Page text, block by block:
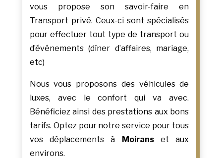
vous propose son savoir-faire en
Transport privé. Ceux-ci sont spécialisés
pour effectuer tout type de transport ou
d’événements (dîner d’affaires, mariage,
etc)
Nous vous proposons des véhicules de
luxes, avec le confort qui va avec.
Bénéficiez ainsi des prestations aux bons
tarifs. Optez pour notre service pour tous
vos déplacements à Moiranset aux
environs.